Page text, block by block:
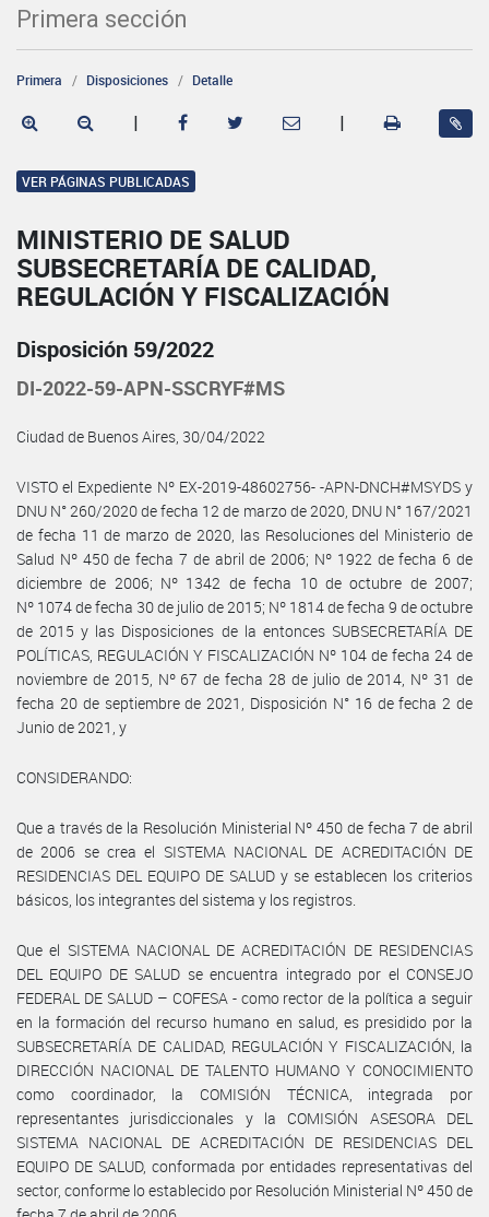
Primera sección
Primera Disposiciones Detalle
| |
VER PÁGINAS PUBLICADAS
MINISTERIO DE SALUD
SUBSECRETARÍA DE CALIDAD,
REGULACIÓN Y FISCALIZACIÓN
Disposición 59/2022
DI-2022-59-APN-SSCRYF#MS
Ciudad de Buenos Aires, 30/04/2022
VISTO el Expediente Nº EX-2019-48602756- -APN-DNCH#MSYDS y
DNU N° 260/2020 de fecha 12 de marzo de 2020, DNU N° 167/2021
de fecha 11 de marzo de 2020, las Resoluciones del Ministerio de
Salud Nº 450 de fecha 7 de abril de 2006; Nº 1922 de fecha 6 de
diciembre de 2006; Nº 1342 de fecha 10 de octubre de 2007;
Nº 1074 de fecha 30 de julio de 2015; Nº 1814 de fecha 9 de octubre
de 2015 y las Disposiciones de la entonces SUBSECRETARÍA DE
POLÍTICAS, REGULACIÓN Y FISCALIZACIÓN Nº 104 de fecha 24 de
noviembre de 2015, Nº 67 de fecha 28 de julio de 2014, Nº 31 de
fecha 20 de septiembre de 2021, Disposición N° 16 de fecha 2 de
Junio de 2021, y
CONSIDERANDO:
Que a través de la Resolución Ministerial Nº 450 de fecha 7 de abril
de 2006 se crea el SISTEMA NACIONAL DE ACREDITACIÓN DE
RESIDENCIAS DEL EQUIPO DE SALUD y se establecen los criterios
básicos, los integrantes del sistema y los registros.
Que el SISTEMA NACIONAL DE ACREDITACIÓN DE RESIDENCIAS
DEL EQUIPO DE SALUD se encuentra integrado por el CONSEJO
FEDERAL DE SALUD – COFESA - como rector de la política a seguir
en la formación del recurso humano en salud, es presidido por la
SUBSECRETARÍA DE CALIDAD, REGULACIÓN Y FISCALIZACIÓN, la
DIRECCIÓN NACIONAL DE TALENTO HUMANO Y CONOCIMIENTO
como coordinador, la COMISIÓN TÉCNICA, integrada por
representantes jurisdiccionales y la COMISIÓN ASESORA DEL
SISTEMA NACIONAL DE ACREDITACIÓN DE RESIDENCIAS DEL
EQUIPO DE SALUD, conformada por entidades representativas del
sector, conforme lo establecido por Resolución Ministerial Nº 450 de